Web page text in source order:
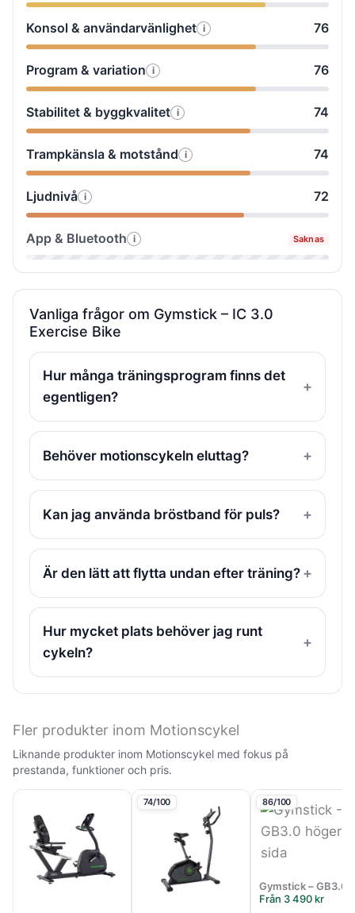
flyttbarhet
Komfort
justering
vi
Prisvärdhet
Konsol & användarvänlighet i
Så
76
Program & variation i
Så
Program
76
Stabilitet & byggkvalitet i
Så
vi
74
Trampkänsla & motstånd i
Så
motstånd
74
Ljudnivå i
Så
Ljudnivå
72
App & Bluetooth i
Så
testade
vi
App
Bluetooth
Saknas
Vanliga frågor om Gymstick – IC 3.0
Exercise Bike
Hur många träningsprogram finns det
egentligen?
Behöver motionscykeln eluttag?
Kan jag använda bröstband för puls?
Är den lätt att flytta undan efter träning?
Hur mycket plats behöver jag runt
cykeln?
Fler produkter inom Motionscykel
Liknande produkter inom Motionscykel med fokus på
prestanda, funktioner och pris.
74/100 86/100
Gymstick – GB3.0
Från 3 490 kr